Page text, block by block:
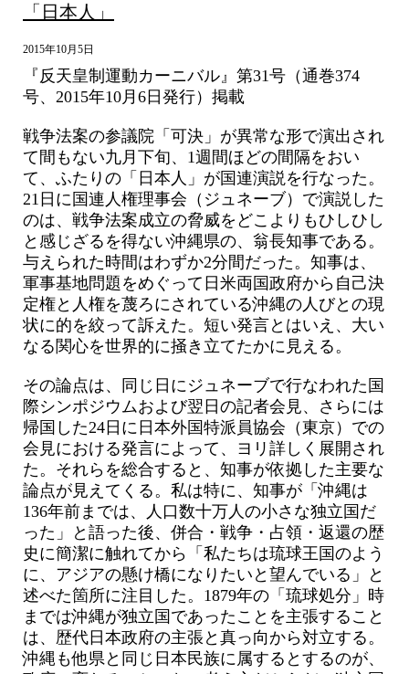
「日本人」
2015年10月5日
『反天皇制運動カーニバル』第31号（通巻374
号、2015年10月6日発行）掲載
戦争法案の参議院「可決」が異常な形で演出され
て間もない九月下旬、1週間ほどの間隔をおい
て、ふたりの「日本人」が国連演説を行なった。
21日に国連人権理事会（ジュネーブ）で演説した
のは、戦争法案成立の脅威をどこよりもひしひし
と感じざるを得ない沖縄県の、翁長知事である。
与えられた時間はわずか2分間だった。知事は、
軍事基地問題をめぐって日米両国政府から自己決
定権と人権を蔑ろにされている沖縄の人びとの現
状に的を絞って訴えた。短い発言とはいえ、大い
なる関心を世界的に掻き立てたかに見える。
その論点は、同じ日にジュネーブで行なわれた国
際シンポジウムおよび翌日の記者会見、さらには
帰国した24日に日本外国特派員協会（東京）での
会見における発言によって、ヨリ詳しく展開され
た。それらを総合すると、知事が依拠した主要な
論点が見えてくる。私は特に、知事が「沖縄は
136年前までは、人口数十万人の小さな独立国だ
った」と語った後、併合・戦争・占領・返還の歴
史に簡潔に触れてから「私たちは琉球王国のよう
に、アジアの懸け橋になりたいと望んでいる」と
述べた箇所に注目した。1879年の「琉球処分」時
までは沖縄が独立国であったことを主張すること
は、歴代日本政府の主張と真っ向から対立する。
沖縄も他県と同じ日本民族に属するとするのが、